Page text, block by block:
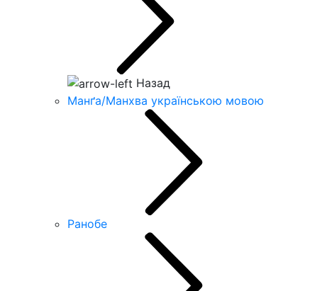
Назад
Манґа/Манхва українською мовою
Ранобе